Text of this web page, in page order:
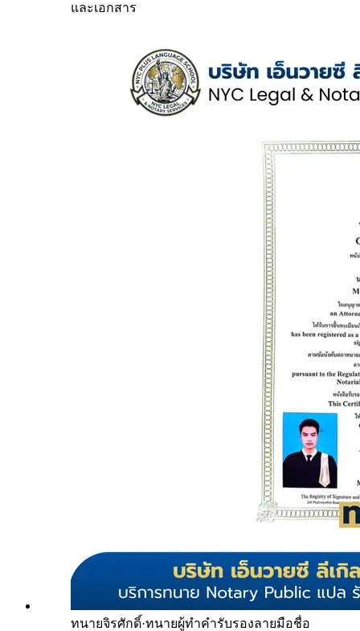
และเอกสาร
ทนายจิรศักดิ์·ทนายผู้ทำคำรับรองลายมือชื่อ